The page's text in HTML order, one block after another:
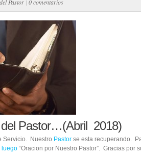
Pastor | 0 comentarios
del Pastor…(Abril 2018)
Servicio. Nuestro Pastor se esta recuperando.
luego “Oracion por Nuestro Pastor”. Gracias por